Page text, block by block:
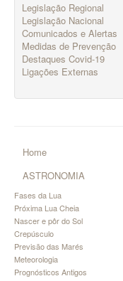
Legislação Regional
Legislação Nacional
Comunicados e Alertas
Medidas de Prevenção
Destaques Covid-19
Ligações Externas
Home
ASTRONOMIA
Fases da Lua
Próxima Lua Cheia
Nascer e pôr do Sol
Crepúsculo
Previsão das Marés
Meteorologia
Prognósticos Antigos